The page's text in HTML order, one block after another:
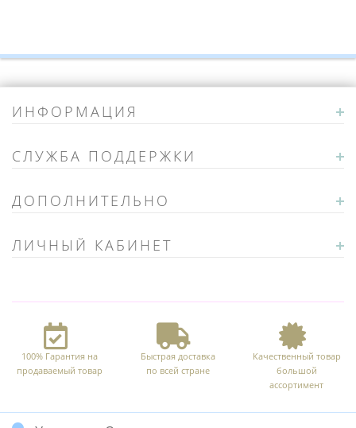
ИНФОРМАЦИЯ
СЛУЖБА ПОДДЕРЖКИ
ДОПОЛНИТЕЛЬНО
ЛИЧНЫЙ КАБИНЕТ
100% Гарантия на
продаваемый товар
Быстрая доставка
по всей стране
Качественный товар
большой
ассортимент